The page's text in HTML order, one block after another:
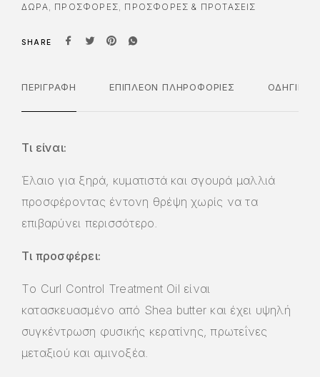
ΔΏΡΑ
ΠΡΟΣΦΟΡΈΣ ΠΡΟΣΦΟΡΕΣ & ΠΡΟΤΑΣΕΙΣ
SHARE
ΠΕΡΙΓΡΑΦΉ ΕΠΙΠΛΈΟΝ ΠΛΗΡΟΦΟΡΊΕΣ ΟΔΗΓΊΕΣ
Τι είναι:
Έλαιo για ξηρά, κυματιστά και σγουρά μαλλιά
προσφέροντας έντονη θρέψη χωρίς να τα
επιβαρύνει περισσότερο.
Τι προσφέρει:
Tο Curl Control Treatment Oil είναι
κατασκευασμένο από Shea butter και έχει υψηλή
συγκέντρωση φυσικής κερατίνης, πρωτεΐνες
μεταξιού και αμινοξέα.